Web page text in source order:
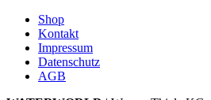
Shop
Kontakt
Impressum
Datenschutz
AGB